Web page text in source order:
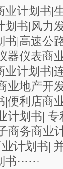
计划书|
书|风力
|高速公
器仪表商
计划书|
业地产开
便利店商
计划书|
商务商业
计划书|
······